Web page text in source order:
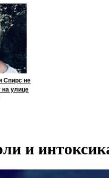
Спирс не
на улице
и